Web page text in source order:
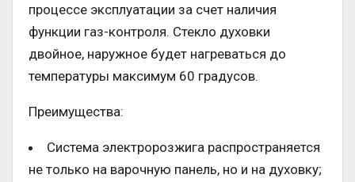
процессе эксплуатации за счет наличия
функции газ-контроля. Стекло духовки
двойное, наружное будет нагреваться до
температуры максимум 60 градусов.
Преимущества:
Система электророзжига распространяется
не только на варочную панель, но и на духовку;